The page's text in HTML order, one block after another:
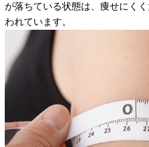
が落ちている状態は、痩せにく
われています。